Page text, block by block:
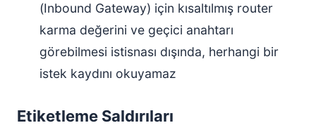
(Inbound Gateway) için kısaltılmış router
karma değerini ve geçici anahtarı
görebilmesi istisnası dışında, herhangi bir
istek kaydını okuyamaz
Etiketleme Saldırıları